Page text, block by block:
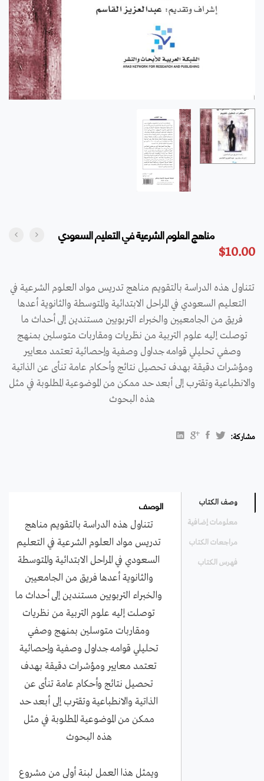
مناهج العلوم الشرعية في التعليم السعودي
$10.00
تتناول هذه الدراسة بالتقويم مناهج تدريس مواد العلوم الشرعية في
التعليم السعودي في المراحل الابتدائية والمتوسطة والثانوية أعدها
فريق من الجامعيين والخبراء التربويين مستندين إلى أحداث ما
توصلت إليه علوم التربية من نظريات ومقاربات متوسلين بمنهج
وصفي تحليلي قوامه جداول وصفية وإحصائية تعتمد معايير
ومؤشرات دقيقة بهدف تحصيل نتائج وأحكام عامة تنأى عن الذاتية
والانطباعية وتقترب إلى أبعد حد ممكن من الموضوعية المطلوبة في مثل
هذه البحوث
مشاركة:
وصف الكتاب
معلومات إضافية
مراجعات الكتاب
فهرس الكتاب
الوصف
تتناول هذه الدراسة بالتقويم مناهج
تدريس مواد العلوم الشرعية في التعليم
السعودي في المراحل الابتدائية والمتوسطة
والثانوية أعدها فريق من الجامعيين
والخبراء التربويين مستندين إلى أحداث ما
توصلت إليه علوم التربية من نظريات
ومقاربات متوسلين بمنهج وصفي
تحليلي قوامه جداول وصفية وإحصائية
تعتمد معايير ومؤشرات دقيقة بهدف
تحصيل نتائج وأحكام عامة تنأى عن
الذاتية والانطباعية وتقترب إلى أبعد حد
ممكن من الموضوعية المطلوبة في مثل
هذه البحوث
ويمثل هذا العمل لبنة أولى من مشروع